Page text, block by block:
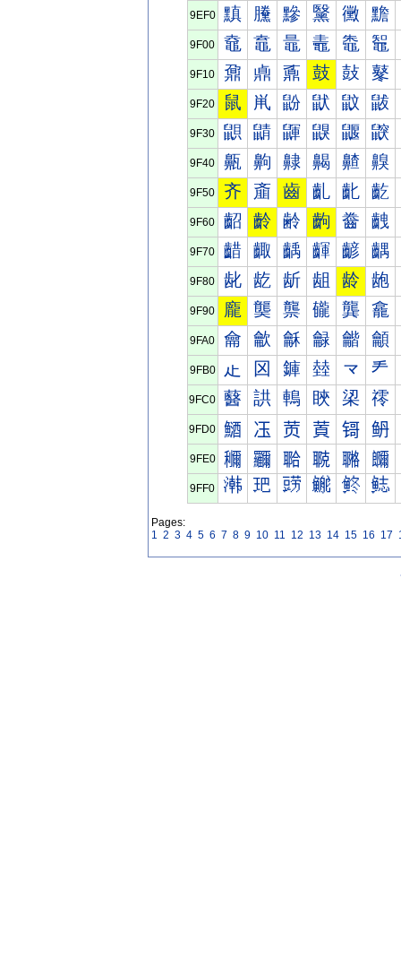
9EF0 黰 黱 黲 黳 黴 黵
9F00 鼀 鼁 鼂 鼃 鼄 鼅
9F10 鼐 鼑 鼒 鼓 鼔 鼕
9F20 鼠 鼡 鼢 鼣 鼤 鼥
9F30 鼰 鼱 鼲 鼳 鼴 鼵
9F40 齀 齁 齂 齃 齄 齅
9F50 齐 齑 齒 齓 齔 齕
9F60 齠 齡 齢 齣 齤 齥
9F70 齰 齱 齲 齳 齴 齵
9F80 龀 龁 龂 龃 龄 龅
9F90 龐 龑 龒 龓 龔 龕
9FA0 龠 龡 龢 龣 龤 龥
9FB0 龰 龱 龲 龳 龴 龵
9FC0 鿀 鿁 鿂 鿃 鿄 鿅
9FD0 鿐 鿑 鿒 鿓 鿔 鿕
9FE0 鿠 鿡 鿢 鿣 鿤 鿥
9FF0 鿰 鿱 鿲 鿳 鿴 鿵
Pages:
1 2 3 4 5 6 7 8 9 10 11 12 13 14 15 16 17